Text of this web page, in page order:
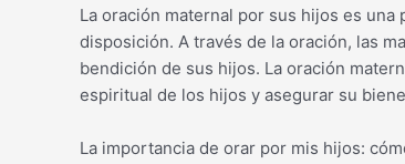
La oración maternal por sus hijos es
disposición. A través de la oración, las
bendición de sus hijos. La oración
espiritual de los hijos y asegurar su
La importancia de orar por mis hijos: